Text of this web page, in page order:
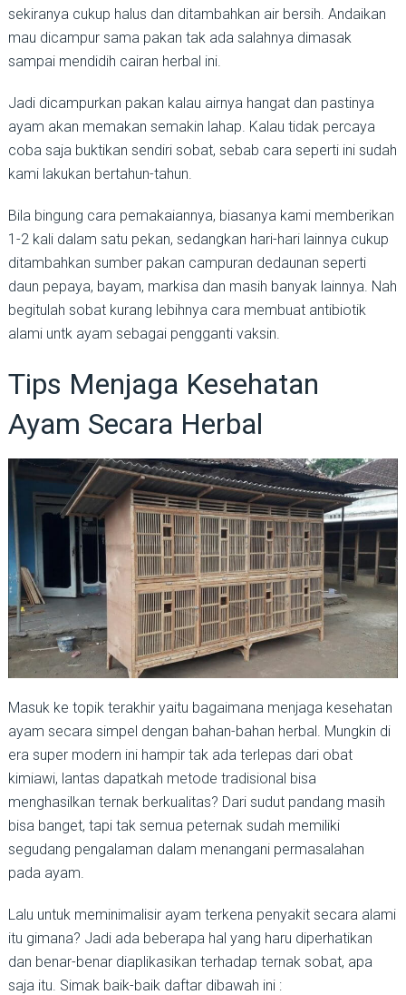
sekiranya cukup halus dan ditambahkan air bersih. Andaikan
mau dicampur sama pakan tak ada salahnya dimasak
sampai mendidih cairan herbal ini.
Jadi dicampurkan pakan kalau airnya hangat dan pastinya
ayam akan memakan semakin lahap. Kalau tidak percaya
coba saja buktikan sendiri sobat, sebab cara seperti ini sudah
kami lakukan bertahun-tahun.
Bila bingung cara pemakaiannya, biasanya kami memberikan
1-2 kali dalam satu pekan, sedangkan hari-hari lainnya cukup
ditambahkan sumber pakan campuran dedaunan seperti
daun pepaya, bayam, markisa dan masih banyak lainnya. Nah
begitulah sobat kurang lebihnya cara membuat antibiotik
alami untk ayam sebagai pengganti vaksin.
Tips Menjaga Kesehatan
Ayam Secara Herbal
Masuk ke topik terakhir yaitu bagaimana menjaga kesehatan
ayam secara simpel dengan bahan-bahan herbal. Mungkin di
era super modern ini hampir tak ada terlepas dari obat
kimiawi, lantas dapatkah metode tradisional bisa
menghasilkan ternak berkualitas? Dari sudut pandang masih
bisa banget, tapi tak semua peternak sudah memiliki
segudang pengalaman dalam menangani permasalahan
pada ayam.
Lalu untuk meminimalisir ayam terkena penyakit secara alami
itu gimana? Jadi ada beberapa hal yang haru diperhatikan
dan benar-benar diaplikasikan terhadap ternak sobat, apa
saja itu. Simak baik-baik daftar dibawah ini :